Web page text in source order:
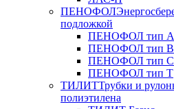
ПЕНОФОЛ
подложкой
ПЕНОФОЛ тип А
ПЕНОФОЛ тип B
ПЕНОФОЛ тип C
ПЕНОФОЛ тип T
ТИЛИТТрубки и
полиэтилена